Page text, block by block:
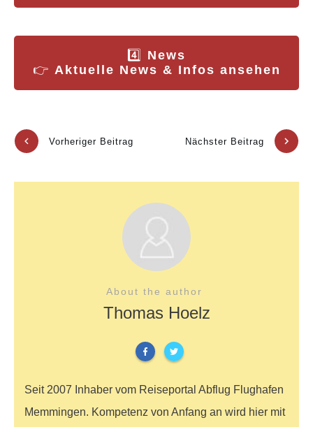
4️⃣ News
👉 Aktuelle News & Infos ansehen
Vorheriger Beitrag Nächster Beitrag
About the author
Thomas Hoelz
Seit 2007 Inhaber vom Reiseportal Abflug Flughafen
Memmingen. Kompetenz von Anfang an wird hier mit